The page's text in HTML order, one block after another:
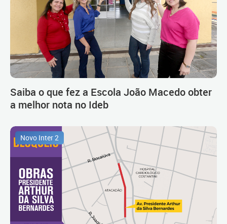
Saiba o que fez a Escola João Macedo obter
a melhor nota no Ideb
Novo Inter 2